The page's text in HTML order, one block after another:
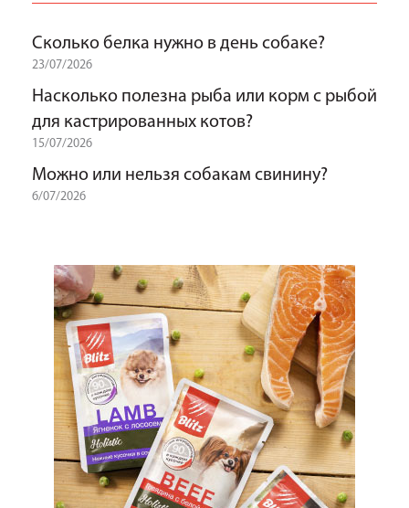
Сколько белка нужно в день собаке?
23/07/2026
Насколько полезна рыба или корм с рыбой
для кастрированных котов?
15/07/2026
Можно или нельзя собакам свинину?
6/07/2026